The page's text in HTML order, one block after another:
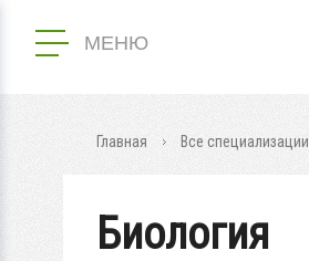
МЕНЮ
Главная Все специализации
Биология